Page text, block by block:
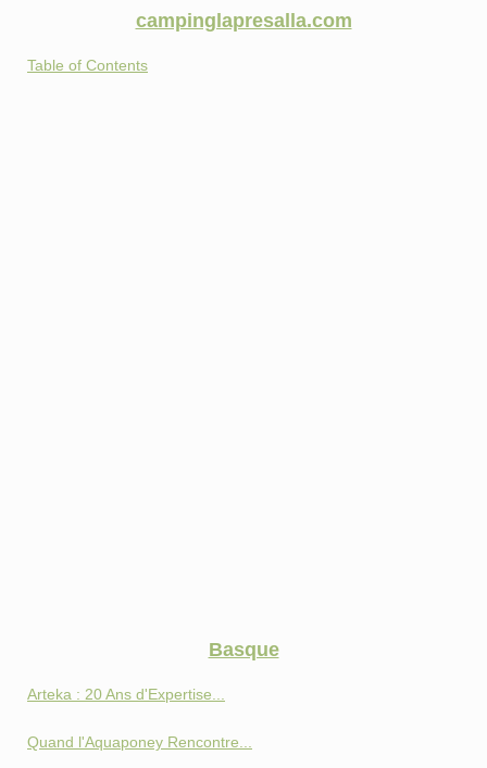
campinglapresalla.com
Table of Contents
Basque
Arteka : 20 Ans d'Expertise...
Quand l'Aquaponey Rencontre...